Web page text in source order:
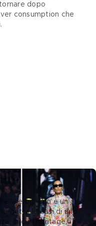
dopo
consumption che
e ognuno è un
getta le basi di uno
in cui l’heritage, i